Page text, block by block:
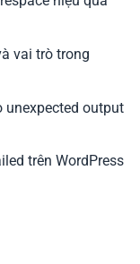
vai trò trong
unexpected output
trên WordPress